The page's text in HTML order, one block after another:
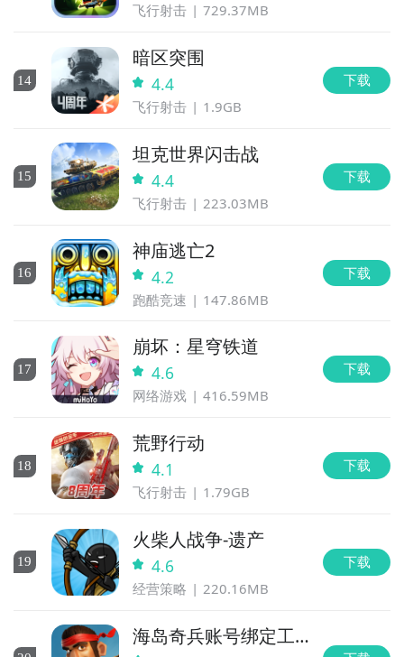
飞行射击 729.37MB
14
暗区突围
4.4
飞行射击 1.9GB
下载
15
坦克世界闪击战
4.4
飞行射击 223.03MB
下载
16
神庙逃亡2
4.2
跑酷竞速 147.86MB
下载
17
崩坏：星穹铁道
4.6
网络游戏 416.59MB
下载
18
荒野行动
4.1
飞行射击 1.79GB
下载
19
火柴人战争-遗产
4.6
经营策略 220.16MB
下载
海岛奇兵账号绑定工